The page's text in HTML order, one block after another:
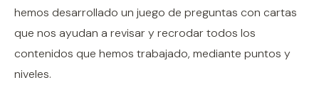
hemos desarrollado un juego de preguntas con cartas
que nos ayudan a revisar y recrodar todos los
contenidos que hemos trabajado, mediante puntos y
niveles.